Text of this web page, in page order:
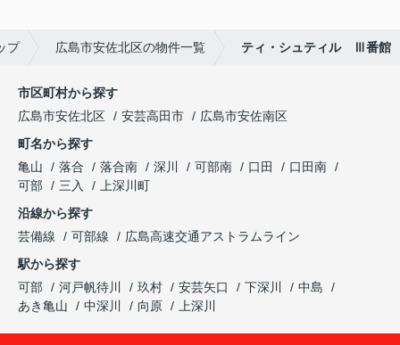
プ 広島市安佐北区の物件一覧 ティ・シュティル Ⅲ番館
市区町村から探す
広島市安佐北区
安芸高田市
広島市安佐南区
町名から探す
亀山
落合 落合南 深川 可部南 口田
口田南
可部
三入
上深川町
沿線から探す
芸備線
可部線
広島高速交通アストラムライン
駅から探す
可部
河戸帆待川 玖村 安芸矢口 下深川
中島
あき亀山
中深川 向原 上深川